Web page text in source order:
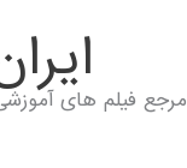
مرجع فیلم های